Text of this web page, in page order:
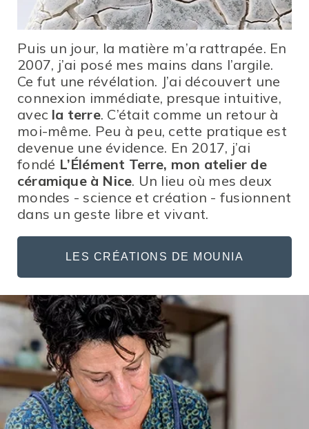
Puis un jour, la matière m’a rattrapée. En
2007, j’ai posé mes mains dans l’argile.
Ce fut une révélation. J’ai découvert une
connexion immédiate, presque intuitive,
avec la terre. C’était comme un retour à
moi-même. Peu à peu, cette pratique est
devenue une évidence. En 2017, j’ai
fondé L’Élément Terre, mon atelier de
céramique à Nice. Un lieu où mes deux
mondes - science et création - fusionnent
dans un geste libre et vivant.
LES CRÉATIONS DE MOUNIA